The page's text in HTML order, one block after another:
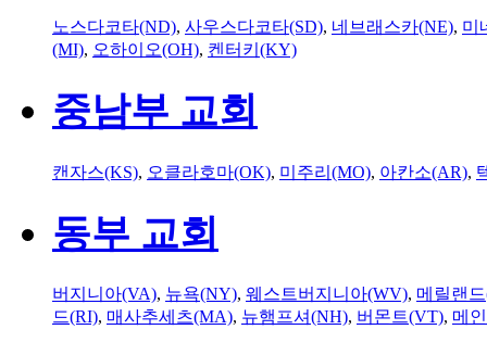
노스다코타(ND), 사우스다코타(SD), 네브래스카(NE), 미
(MI), 오하이오(OH), 켄터키(KY)
중남부 교회
캔자스(KS), 오클라호마(OK), 미주리(MO), 아칸소(AR),
동부 교회
버지니아(VA), 뉴욕(NY), 웨스트버지니아(WV), 메릴랜
드(RI), 매사추세츠(MA), 뉴햄프셔(NH), 버몬트(VT), 메